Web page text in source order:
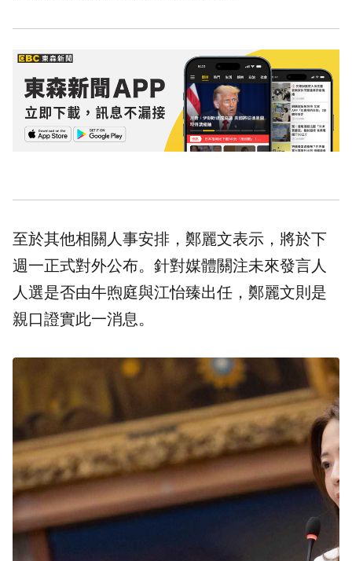
至於其他相關人事安排，鄭麗文表示，將於下
週一正式對外公布。針對媒體關注未來發言人
人選是否由牛煦庭與江怡臻出任，鄭麗文則是
親口證實此一消息。